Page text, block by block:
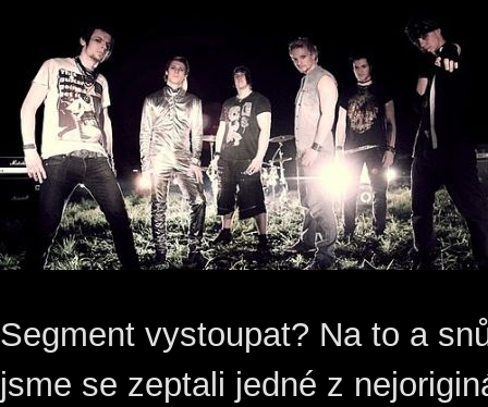
Segment vystoupat? Na to a
jsme se zeptali jedné z